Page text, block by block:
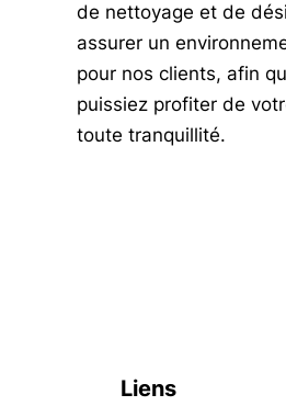
de nettoyage et de
assurer un
pour nos clients, afin
puissiez profiter de
toute tranquillité.
Liens